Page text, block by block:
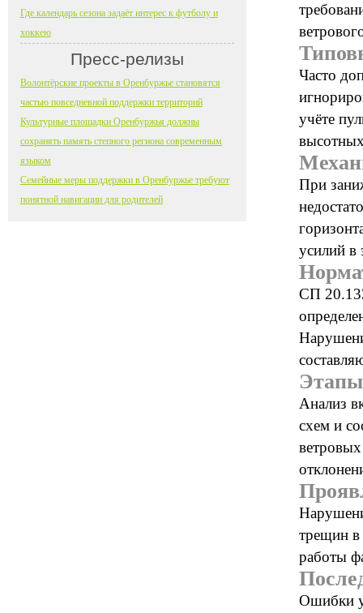
Часто
учёте
При
усилий в
СП
Анализ
схем и
трещин в
работы
Ошибки
Где календарь сезона задаёт интерес к футболу и
хоккею
Пресс-релизы
Волонтёрские проекты в Оренбуржье становятся
частью повседневной поддержки территорий
Культурные площадки Оренбуржья должны
сохранять память степного региона современным
языком
Семейные меры поддержки в Оренбуржье требуют
понятной навигации для родителей